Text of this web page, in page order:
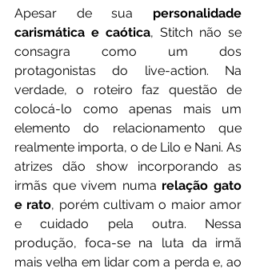
Apesar de sua personalidade
carismática e caótica, Stitch não se
consagra como um dos
protagonistas do live-action. Na
verdade, o roteiro faz questão de
colocá-lo como apenas mais um
elemento do relacionamento que
realmente importa, o de Lilo e Nani. As
atrizes dão show incorporando as
irmãs que vivem numa relação gato
e rato, porém cultivam o maior amor
e cuidado pela outra. Nessa
produção, foca-se na luta da irmã
mais velha em lidar com a perda e, ao